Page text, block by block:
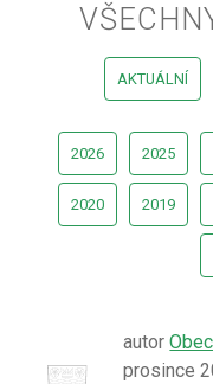
AKTUÁLNÍ
2026 2025
2020 2019
autor
prosince